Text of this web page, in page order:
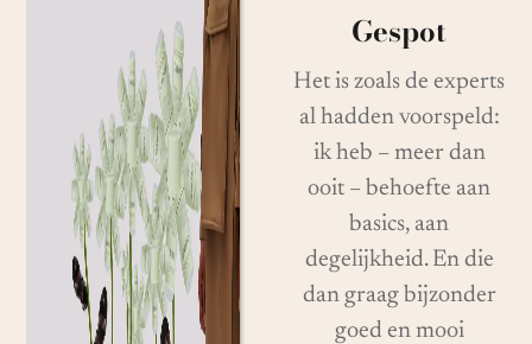
Gespot
Het is zoals de experts
al hadden voorspeld:
ik heb – meer dan
ooit – behoefte aan
basics, aan
degelijkheid. En die
dan graag bijzonder
goed en mooi